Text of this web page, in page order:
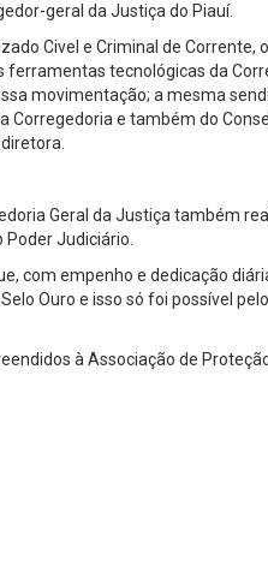
geral da Justiça do Piauí.
Civel e Criminal de
tecnológicas da
movimentação; a mesma
e também do
Geral da Justiça também
Judiciário.
com empenho e dedicação
Ouro e isso só foi possível
à Associação de